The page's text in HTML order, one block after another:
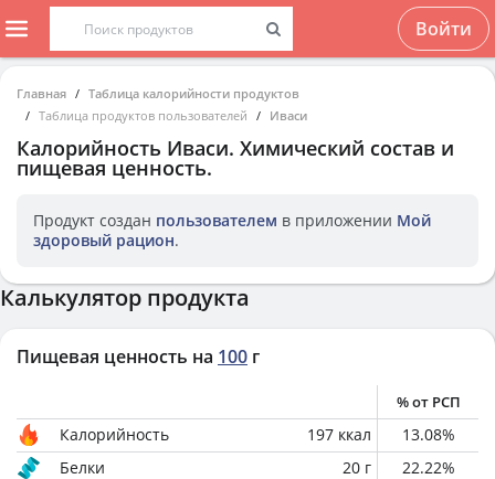
Войти
Главная
Таблица калорийности продуктов
Таблица продуктов пользователей
Иваси
Калорийность Иваси. Химический состав и
пищевая ценность.
Продукт создан пользователем в приложении Мой
здоровый рацион.
Калькулятор продукта
Пищевая ценность на 100 г
% от РСП
Калорийность 197 ккал 13.08%
Белки
20 г 22.22%